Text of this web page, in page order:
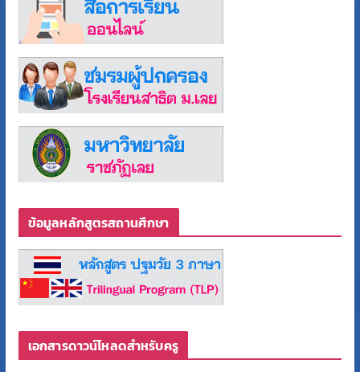
ข้อมูลหลักสูตรสถานศึกษา
เอกสารดาวน์โหลดสำหรับครู